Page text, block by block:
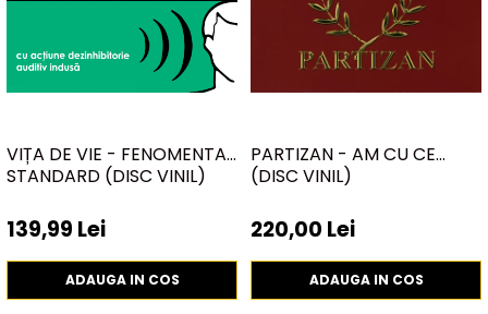
VIȚA DE VIE - FENOMENTAL
STANDARD (DISC VINIL)
139,99 Lei
ADAUGA IN COS
PARTIZAN - AM CU CE
(DISC VINIL)
220,00 Lei
ADAUGA IN COS